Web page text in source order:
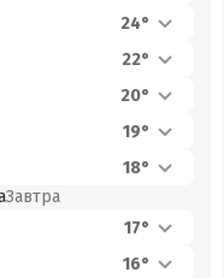
24°
22°
20°
19°
18°
Завтра
17°
16°